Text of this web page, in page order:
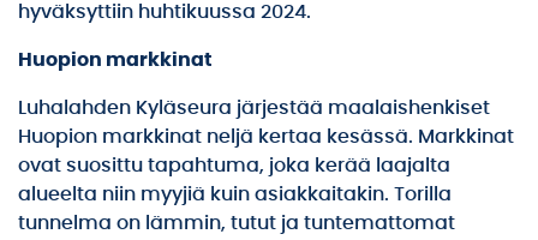
hyväksyttiin huhtikuussa 2024.
Huopion markkinat
Luhalahden Kyläseura järjestää maalaishenkiset
Huopion markkinat neljä kertaa kesässä. Markkinat
ovat suosittu tapahtuma, joka kerää laajalta
alueelta niin myyjiä kuin asiakkaitakin. Torilla
tunnelma on lämmin, tutut ja tuntemattomat